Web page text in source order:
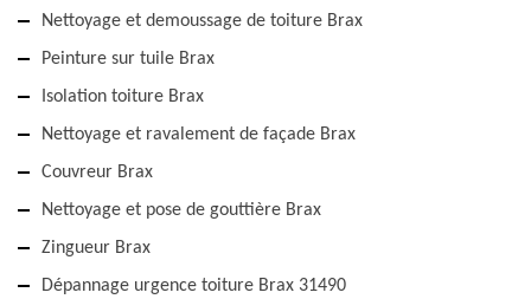
Nettoyage et demoussage de toiture Brax
Peinture sur tuile Brax
Isolation toiture Brax
Nettoyage et ravalement de façade Brax
Couvreur Brax
Nettoyage et pose de gouttière Brax
Zingueur Brax
Dépannage urgence toiture Brax 31490